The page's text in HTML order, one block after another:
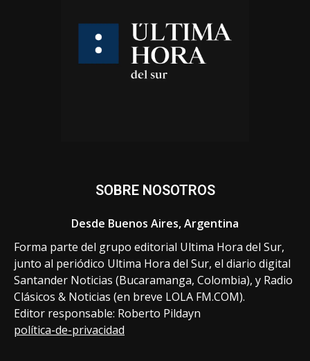
SOBRE NOSOTROS
Desde Buenos Aires, Argentina
Forma parte del grupo editorial Ultima Hora del Sur,
junto al periódico Ultima Hora del Sur, el diario digital
Santander Noticias (Bucaramanga, Colombia), y Radio
Clásicos & Noticias (en breve LOLA FM.COM).
Editor responsable: Roberto Pildayn
política-de-privacidad